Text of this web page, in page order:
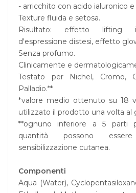
- arricchito con acido ialuronico
Texture fluida e setosa.
Risultato: effetto lifting
d'espressione distesi, effetto
Senza profumo.
Clinicamente e
Testato per Nichel, Cromo,
Palladio.**
*valore medio ottenuto su 18
utilizzato il prodotto una volta al
**ognuno inferiore a 5 parti
quantità possono
sensibilizzazione cutanea.
Componenti
Aqua (Water),